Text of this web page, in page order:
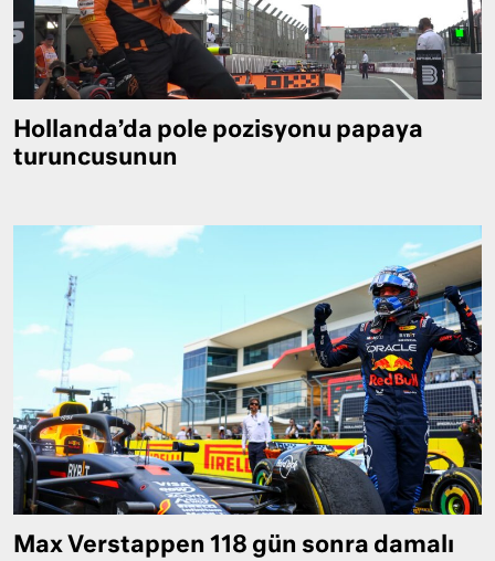
Hollanda’da pole pozisyonu papaya
turuncusunun
Max Verstappen 118 gün sonra damalı